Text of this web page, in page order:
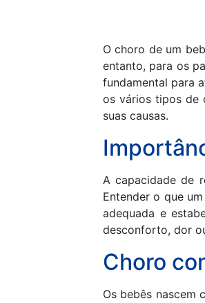
O choro de um
entanto, para os
fundamental para
os vários tipos de
suas causas.
A capacidade de
Entender o que
adequada e
desconforto, dor
Choro
Os bebês nascem